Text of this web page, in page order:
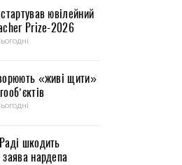
ювілейний
Prize-2026
«живі щити»
шкодить
нардепа